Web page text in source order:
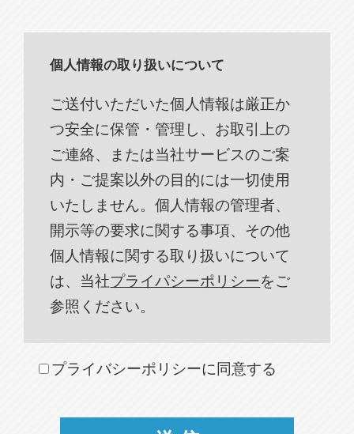
個人情報の取り扱いについて
ご送付いただいた個人情報は厳正か
つ安全に保管・管理し、お取引上の
ご連絡、または当社サービスのご案
内・ご提案以外の目的には一切使用
いたしません。個人情報の管理者、
開示等の要求に関する事項、その他
個人情報に関する取り扱いについて
は、当社プライパシーポリシーをご
参照ください。
プライバシーポリシーに同意する